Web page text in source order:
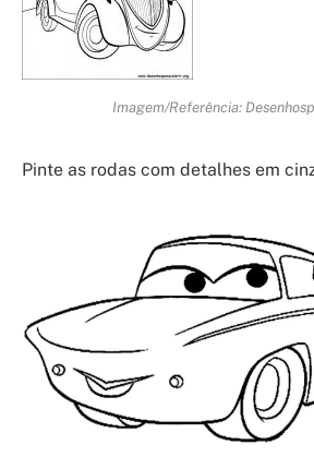
Imagem/Referência:
Pinte as rodas com detalhes em